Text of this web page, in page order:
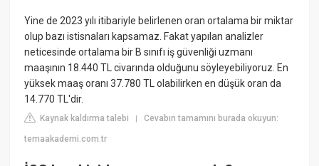
Yine de 2023 yılı itibariyle belirlenen oran ortalama bir miktar
olup bazı istisnaları kapsamaz. Fakat yapılan analizler
neticesinde ortalama bir B sınıfı iş güvenliği uzmanı
maaşının 18.440 TL civarında olduğunu söyleyebiliyoruz. En
yüksek maaş oranı 37.780 TL olabilirken en düşük oran da
14.770 TL'dir.
Kaynak kaldırma talebi |Cevabın tamamını burada okuyun:
temaakademi.com.tr